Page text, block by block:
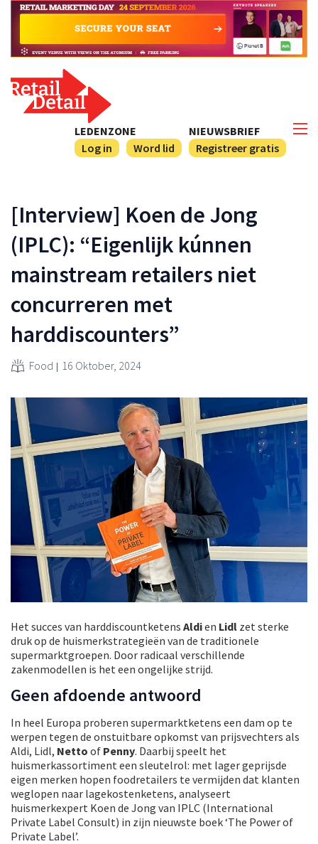
NIEUWSBRIEF
Registreer gratis
LEDENZONE
Log in
Word lid
[Interview] Koen de Jong
(IPLC): “Eigenlijk kúnnen
mainstream retailers niet
concurreren met
harddiscounters”
Food 16 Oktober, 2024
Het succes van harddiscountketens Aldien Lidl zet sterke
druk op de huismerkstrategieën van de traditionele
supermarktgroepen. Door radicaal verschillende
zakenmodellen is het een ongelijke strijd.
Geen afdoende antwoord
In heel Europa proberen supermarktketens een dam op te
werpen tegen de onstuitbare opkomst van prijsvechters als
Aldi, Lidl, Netto of Penny. Daarbij speelt het
huismerkassortiment een sleutelrol: met lager geprijsde
eigen merken hopen foodretailers te vermijden dat klanten
weglopen naar lagekostenketens, analyseert
huismerkexpert Koen de Jong van IPLC (International
Private Label Consult) in zijn nieuwste boek ‘The Power of
Private Label’.